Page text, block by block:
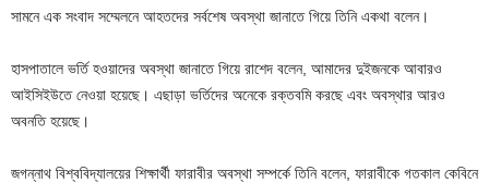
সামনে এক সংবাদ সম্মেলনে আহতদের সর্বশেষ অবস্থা জানাতে গিয়ে তিনি একথা বলেন।
হাসপাতালে ভর্তি হওয়াদের অবস্থা জানাতে গিয়ে রাশেদ বলেন, আমাদের দুইজনকে আবারও
আইসিইউতে নেওয়া হয়েছে। এছাড়া ভর্তিদের অনেকে রক্তবমি করছে এবং অবস্থার আরও
অবনতি হয়েছে।
জগন্নাথ বিশ্ববিদ্যালয়ের শিক্ষার্থী ফারাবীর অবস্থা সম্পর্কে তিনি বলেন, ফারাবীকে গতকাল কেবিনে